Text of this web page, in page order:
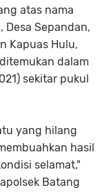
atas nama
Desa Sepandan,
Kapuas Hulu,
dalam
sekitar pukul
yang hilang
hasil
selamat,"
Batang